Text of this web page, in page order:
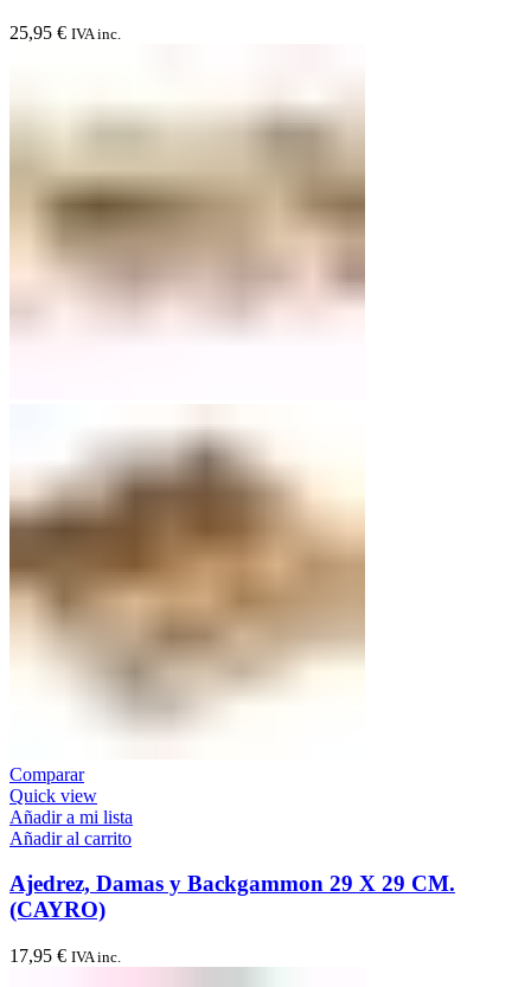
25,95 € IVA inc.
Comparar
Quick view
Añadir a mi lista
Añadir al carrito
Ajedrez, Damas y Backgammon 29 X 29 CM.
(CAYRO)
17,95 € IVA inc.